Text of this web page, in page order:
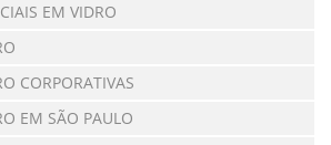
EM VIDRO
CORPORATIVAS
EM SÃO PAULO